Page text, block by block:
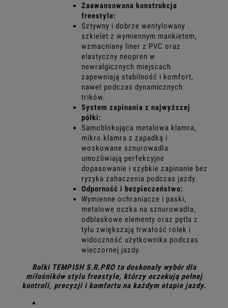
Zaawansowana konstrukcja
freestyle:
Sztywny i dobrze wentylowany
szkielet z wymiennym mankietem,
wzmacniany liner z PVC oraz
elastyczny neopren w
newralgicznych miejscach
zapewniają stabilność i komfort,
nawet podczas dynamicznych
trików.
System zapinania z najwyższej
półki:
Samoblokująca metalowa klamra,
mikro klamra z zapadką i
woskowane sznurowadła
umożliwiają perfekcyjne
dopasowanie i szybkie zapinanie bez
ryzyka zahaczenia podczas jazdy.
Odporność i bezpieczeństwo:
Wymienne ochraniacze i paski,
metalowe oczka na sznurowadła,
odblaskowe elementy oraz pętla z
tyłu zwiększają trwałość rolek i
widoczność użytkownika podczas
wieczornej jazdy.
Rolki TEMPISH S.R.PRO to doskonały wybór dla
miłośników stylu freestyle, którzy oczekują pełnej
kontroli, precyzji i komfortu na każdym etapie jazdy.